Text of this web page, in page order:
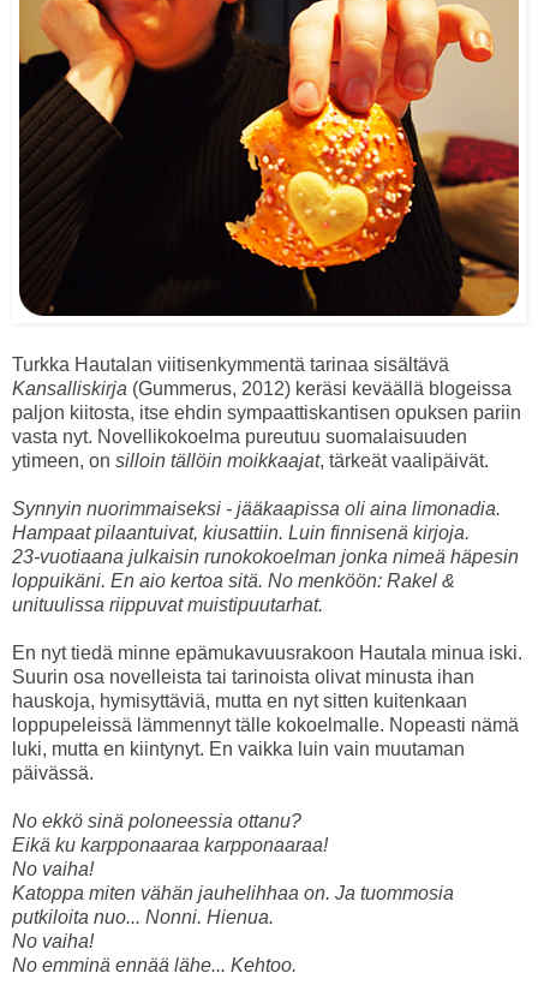
Turkka Hautalan viitisenkymmentä tarinaa sisältävä
Kansalliskirja (Gummerus, 2012) keräsi keväällä blogeissa
paljon kiitosta, itse ehdin sympaattiskantisen opuksen pariin
vasta nyt. Novellikokoelma pureutuu suomalaisuuden
ytimeen, on silloin tällöin moikkaajat, tärkeät vaalipäivät.
Synnyin nuorimmaiseksi - jääkaapissa oli aina limonadia.
Hampaat pilaantuivat, kiusattiin. Luin finnisenä kirjoja.
23-vuotiaana julkaisin runokokoelman jonka nimeä häpesin
loppuikäni. En aio kertoa sitä. No menköön: Rakel &
unituulissa riippuvat muistipuutarhat.
En nyt tiedä minne epämukavuusrakoon Hautala minua iski.
Suurin osa novelleista tai tarinoista olivat minusta ihan
hauskoja, hymisyttäviä, mutta en nyt sitten kuitenkaan
loppupeleissä lämmennyt tälle kokoelmalle. Nopeasti nämä
luki, mutta en kiintynyt. En vaikka luin vain muutaman
päivässä.
No ekkö sinä poloneessia ottanu?
Eikä ku karpponaaraa karpponaaraa!
No vaiha!
Katoppa miten vähän jauhelihhaa on. Ja tuommosia
putkiloita nuo... Nonni. Hienua.
No vaiha!
No emminä ennää lähe... Kehtoo.